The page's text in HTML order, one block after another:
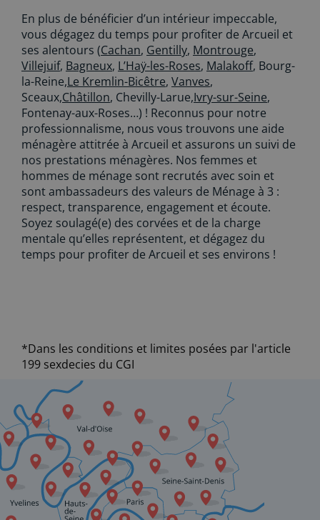
En plus de bénéficier d’un intérieur impeccable,
vous dégagez du temps pour profiter de Arcueil et
ses alentours (Cachan, Gentilly, Montrouge,
Villejuif, Bagneux, L’Haÿ-les-Roses, Malakoff, Bourg-
la-Reine,Le Kremlin-Bicêtre, Vanves,
Sceaux,Châtillon, Chevilly-Larue,Ivry-sur-Seine,
Fontenay-aux-Roses…) ! Reconnus pour notre
professionnalisme, nous vous trouvons une aide
ménagère attitrée à Arcueil et assurons un suivi de
nos prestations ménagères. Nos femmes et
hommes de ménage sont recrutés avec soin et
sont ambassadeurs des valeurs de Ménage à 3 :
respect, transparence, engagement et écoute.
Soyez soulagé(e) des corvées et de la charge
mentale qu’elles représentent, et dégagez du
temps pour profiter de Arcueil et ses environs !
*Dans les conditions et limites posées par l'article
199 sexdecies du CGI